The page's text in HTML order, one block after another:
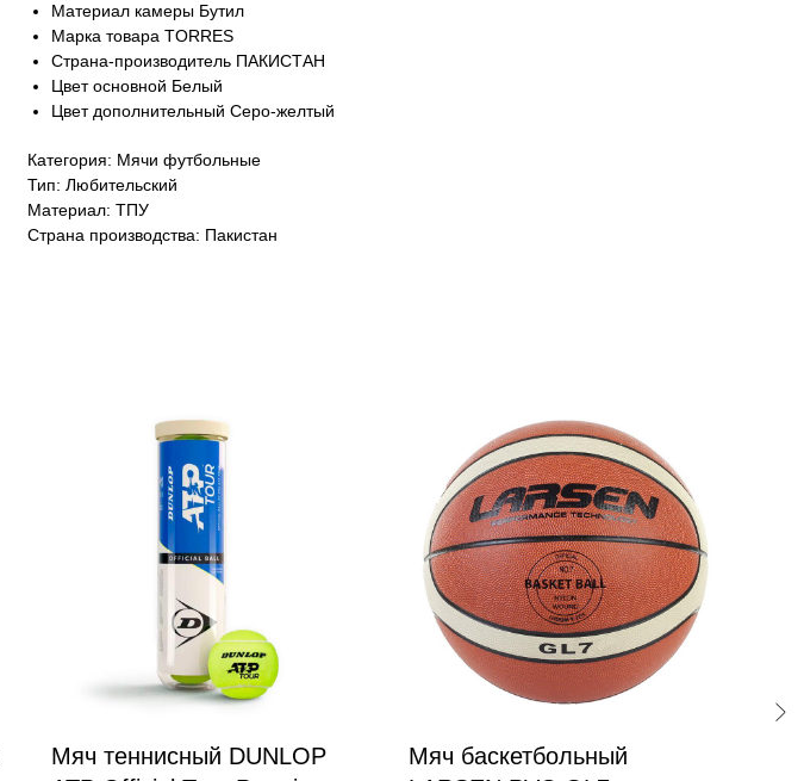
Материал камеры Бутил
Марка товара TORRES
Страна-производитель ПАКИСТАН
Цвет основной Белый
Цвет дополнительный Серо-желтый
Категория: Мячи футбольные
Тип: Любительский
Материал: ТПУ
Страна производства: Пакистан
Мяч теннисный DUNLOP
Мяч баскетбольный